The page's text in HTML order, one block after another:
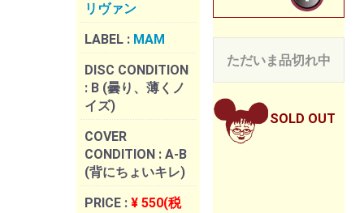
リヴァン
LABEL : MAM
DISC CONDITION
: B (曇り、薄くノ
イズ)
COVER
CONDITION : A-B
(背にちょいキレ)
PRICE : ¥ 550(税
ただいま品切れ中
SOLD OUT